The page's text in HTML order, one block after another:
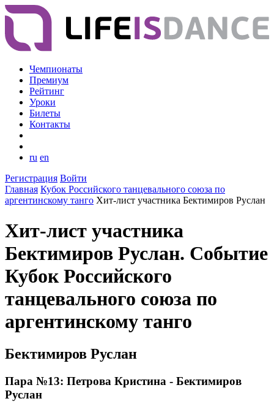
Чемпионаты
Премиум
Рейтинг
Уроки
Билеты
Контакты
ru en
Регистрация Войти
Главная Кубок Российского танцевального союза по
аргентинскому танго Хит-лист участника Бектимиров Руслан
Хит-лист участника
Бектимиров Руслан. Событие
Кубок Российского
танцевального союза по
аргентинскому танго
Бектимиров Руслан
Пара №13: Петрова Кристина - Бектимиров
Руслан